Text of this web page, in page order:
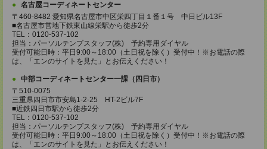
名古屋コーディネートセンター
〒460-8482 愛知県名古屋市中区栄四丁目１番１号 中日ビル13F
■名古屋市営地下鉄東山線栄駅から徒歩2分
TEL：0120-537-102
担当：パーソルテンプスタッフ(株) 予約専用ダイヤル
受付可能日時：平日9:00～18:00（土日祝を除く）受付中！※お電話の際
は、「エンのサイトを見た」とお伝えください！
中部コーディネートセンター一課（四日市）
〒510-0075
三重県四日市市安島1-2-25 HT-2ビル7F
■近鉄四日市駅から徒歩2分
TEL：0120-537-102
担当：パーソルテンプスタッフ(株) 予約専用ダイヤル
受付可能日時：平日9:00～18:00（土日祝を除く）受付中！※お電話の際
は、「エンのサイトを見た」とお伝えください！